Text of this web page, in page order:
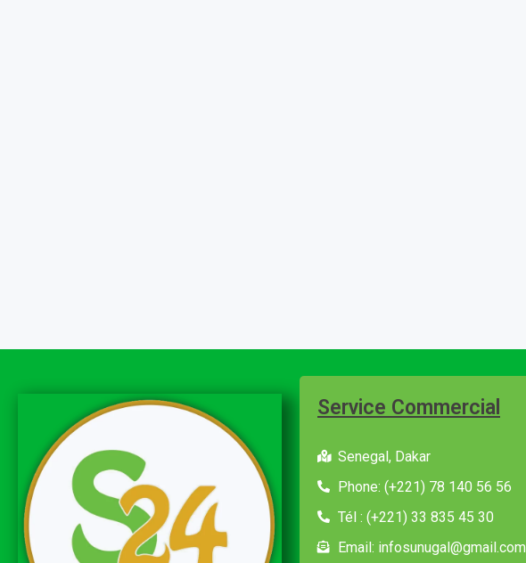
Service Commercial
Senegal, Dakar
Phone: (+221) 78 140 56 56
Tél : (+221) 33 835 45 30
Email: infosunugal@gmail.com